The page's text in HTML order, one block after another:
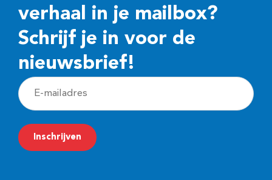
verhaal in je mailbox?
Schrijf je in voor de
nieuwsbrief!
E
-
m
a
Inschrijven